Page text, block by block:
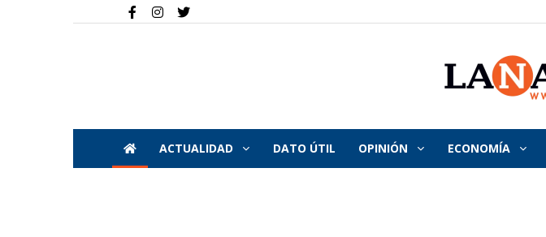
ACTUALIDAD DATO ÚTIL OPINIÓN ECONOMÍA